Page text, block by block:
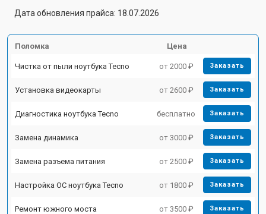
Дата обновления прайса: 18.07.2026
Поломка Цена
Чистка от пыли ноутбука Tecno от 2000 ₽ Заказать
Установка видеокарты от 2600 ₽ Заказать
Диагностика ноутбука Tecno бесплатно Заказать
Замена динамика от 3000 ₽ Заказать
Замена разъема питания от 2500 ₽ Заказать
Настройка ОС ноутбука Tecno от 1800 ₽ Заказать
Ремонт южного моста от 3500 ₽ Заказать